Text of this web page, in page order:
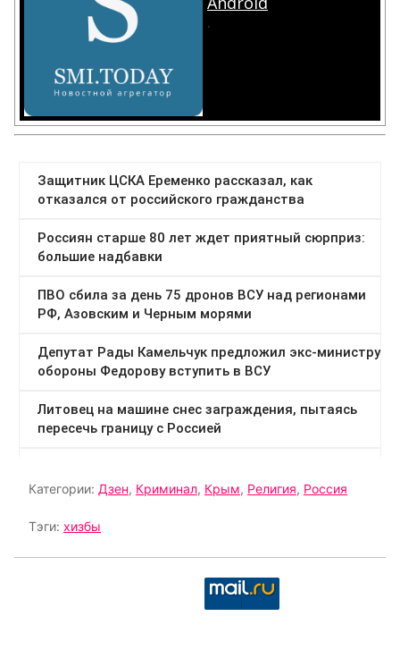
.
Категории: Дзен, Криминал, Крым, Религия, Россия
Тэги: хизбы